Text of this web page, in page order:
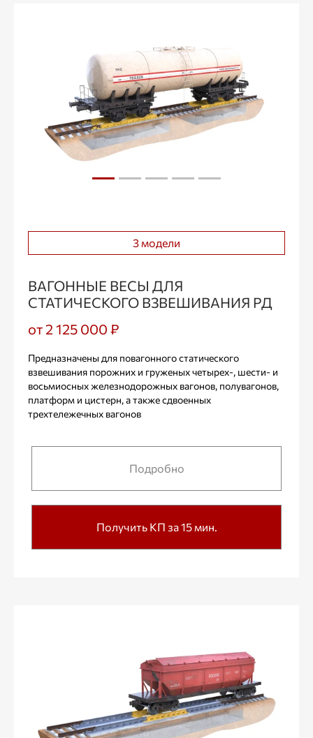
3 модели
ВАГОННЫЕ ВЕСЫ ДЛЯ
СТАТИЧЕСКОГО ВЗВЕШИВАНИЯ РД
от 2 125 000 ₽
Предназначены для повагонного статического
взвешивания порожних и груженых четырех-, шести- и
восьмиосных железнодорожных вагонов, полувагонов,
платформ и цистерн, а также сдвоенных
трехтележечных вагонов
Подробно
Получить КП за 15 мин.